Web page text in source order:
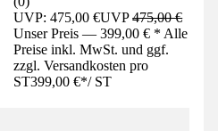
UVP: 475,00 €UVP475,00 €
Unser Preis — 399,00 € * Alle
Preise inkl. MwSt. und ggf.
zzgl. Versandkosten pro
ST399,00 €*/ ST